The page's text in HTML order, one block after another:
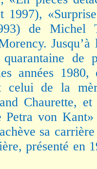
1997),
de Michel
de
années
celui de la
Chaurette,
Petra von
sa
présenté en